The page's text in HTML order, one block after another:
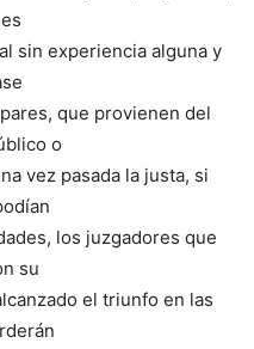
sin experiencia alguna y
que provienen del
o
vez pasada la justa, si
los juzgadores que
su
el triunfo en las